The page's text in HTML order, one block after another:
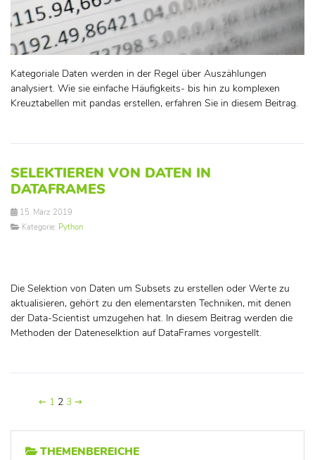
Kategoriale Daten werden in der Regel über Auszählungen
analysiert. Wie sie einfache Häufigkeits- bis hin zu komplexen
Kreuztabellen mit pandas erstellen, erfahren Sie in diesem Beitrag.
SELEKTIEREN VON DATEN IN
DATAFRAMES
15. März 2019
Kategorie: Python
Die Selektion von Daten um Subsets zu erstellen oder Werte zu
aktualisieren, gehört zu den elementarsten Techniken, mit denen
der Data-Scientist umzugehen hat. In diesem Beitrag werden die
Methoden der Dateneselktion auf DataFrames vorgestellt.
← 1 2 3 →
THEMENBEREICHE